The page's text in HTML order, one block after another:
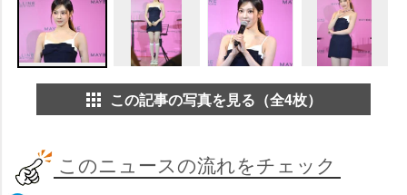
この記事の写真を見る（全4枚）
このニュースの流れをチェック